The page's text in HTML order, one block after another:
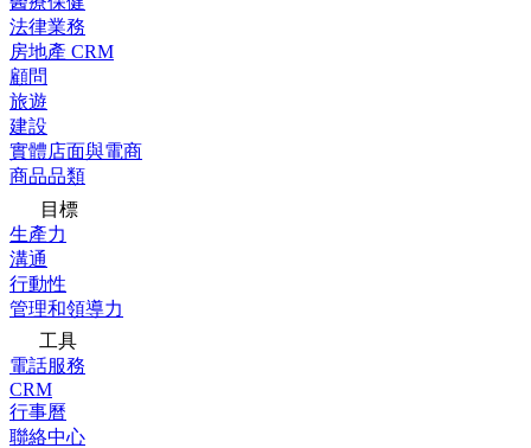
法律業務
房地產 CRM
顧問
旅遊
建設
實體店面與電商
商品品類
目標
生產力
溝通
行動性
管理和領導力
工具
電話服務
CRM
行事曆
聯絡中心